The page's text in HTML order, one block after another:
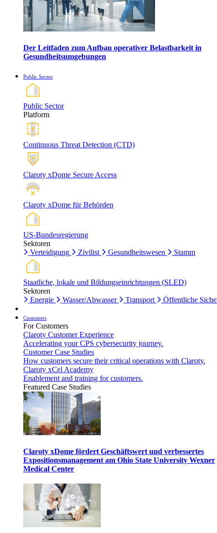
Der Leitfaden zum Aufbau operativer Belastbarkeit in
Gesundheitsumgebungen
Public Sector
Public Sector
Platform
Continuous Threat Detection (CTD)
Claroty xDome Secure Access
Claroty xDome für Behörden
US-Bundesregierung
Sektoren
Verteidigung
Zivilist Gesundheitswesen Stamm
Staatliche, lokale und Bildungseinrichtungen (SLED)
Sektoren
Energie
Wasser/Abwasser Transport Öffentliche
Customers
For Customers
Claroty Customer Experience
Accelerating your CPS cybersecurity journey.
Customer Case Studies
How customers secure their critical operations with Claroty.
Claroty xCel Academy
Enablement and training for customers.
Featured Case Studies
Claroty xDome fördert Geschäftswert und verbessertes
Expositionsmanagement am Ohio State University Wexner
Medical Center